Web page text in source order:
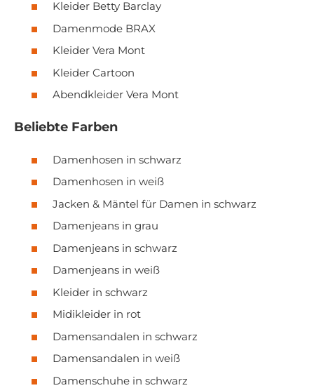
Kleider Betty Barclay
Damenmode BRAX
Kleider Vera Mont
Kleider Cartoon
Abendkleider Vera Mont
Beliebte Farben
Damenhosen in schwarz
Damenhosen in weiß
Jacken & Mäntel für Damen in schwarz
Damenjeans in grau
Damenjeans in schwarz
Damenjeans in weiß
Kleider in schwarz
Midikleider in rot
Damensandalen in schwarz
Damensandalen in weiß
Damenschuhe in schwarz